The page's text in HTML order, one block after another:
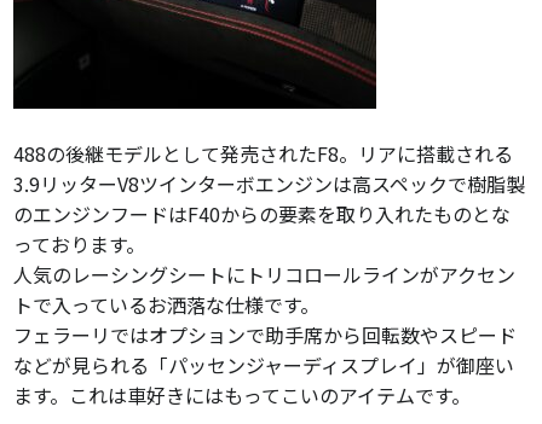
488の後継モデルとして発売されたF8。リアに搭載される
3.9リッターV8ツインターボエンジンは高スペックで樹脂製
のエンジンフードはF40からの要素を取り入れたものとな
っております。
人気のレーシングシートにトリコロールラインがアクセン
トで入っているお洒落な仕様です。
フェラーリではオプションで助手席から回転数やスピード
などが見られる「パッセンジャーディスプレイ」が御座い
ます。これは車好きにはもってこいのアイテムです。